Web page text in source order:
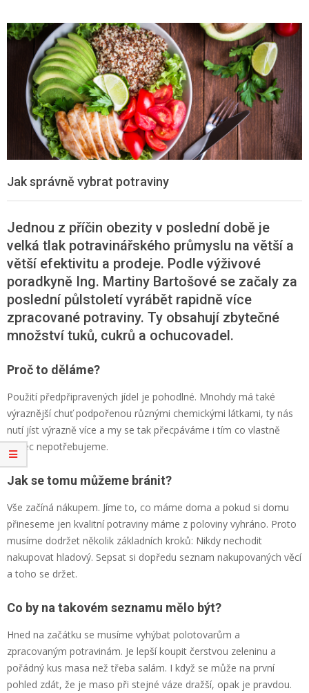
Jak správně vybrat potraviny
Jednou z příčin obezity v poslední době je
velká tlak potravinářského průmyslu na větší a
větší efektivitu a prodeje. Podle výživové
poradkyně Ing. Martiny Bartošové se začaly za
poslední půlstoletí vyrábět rapidně více
zpracované potraviny. Ty obsahují zbytečné
množství tuků, cukrů a ochucovadel.
Proč to děláme?
Použití předpřipravených jídel je pohodlné. Mnohdy má také
výraznější chuť podpořenou různými chemickými látkami, ty nás
nutí jíst výrazně více a my se tak přecpáváme i tím co vlastně
vůbec nepotřebujeme.
Jak se tomu můžeme bránit?
Vše začíná nákupem. Jíme to, co máme doma a pokud si domu
přineseme jen kvalitní potraviny máme z poloviny vyhráno. Proto
musíme dodržet několik základních kroků: Nikdy nechodit
nakupovat hladový. Sepsat si dopředu seznam nakupovaných věcí
a toho se držet.
Co by na takovém seznamu mělo být?
Hned na začátku se musíme vyhýbat polotovarům a
zpracovaným potravinám. Je lepší koupit čerstvou zeleninu a
pořádný kus masa než třeba salám. I když se může na první
pohled zdát, že je maso při stejné váze dražší, opak je pravdou.